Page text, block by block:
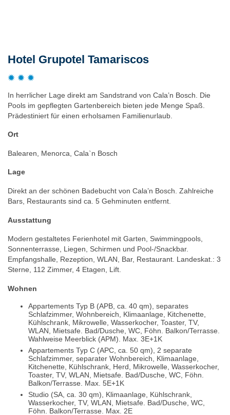
Hotel Grupotel Tamariscos
In herrlicher Lage direkt am Sandstrand von Cala’n Bosch. Die
Pools im gepflegten Gartenbereich bieten jede Menge Spaß.
Prädestiniert für einen erholsamen Familienurlaub.
Ort
Balearen, Menorca, Cala`n Bosch
Lage
Direkt an der schönen Badebucht von Cala’n Bosch. Zahlreiche
Bars, Restaurants sind ca. 5 Gehminuten entfernt.
Ausstattung
Modern gestaltetes Ferienhotel mit Garten, Swimmingpools,
Sonnenterrasse, Liegen, Schirmen und Pool-/Snackbar.
Empfangshalle, Rezeption, WLAN, Bar, Restaurant. Landeskat.: 3
Sterne, 112 Zimmer, 4 Etagen, Lift.
Wohnen
Appartements Typ B (APB, ca. 40 qm), separates
Schlafzimmer, Wohnbereich, Klimaanlage, Kitchenette,
Kühlschrank, Mikrowelle, Wasserkocher, Toaster, TV,
WLAN, Mietsafe. Bad/Dusche, WC, Föhn. Balkon/Terrasse.
Wahlweise Meerblick (APM). Max. 3E+1K
Appartements Typ C (APC, ca. 50 qm), 2 separate
Schlafzimmer, separater Wohnbereich, Klimaanlage,
Kitchenette, Kühlschrank, Herd, Mikrowelle, Wasserkocher,
Toaster, TV, WLAN, Mietsafe. Bad/Dusche, WC, Föhn.
Balkon/Terrasse. Max. 5E+1K
Studio (SA, ca. 30 qm), Klimaanlage, Kühlschrank,
Wasserkocher, TV, WLAN, Mietsafe. Bad/Dusche, WC,
Föhn. Balkon/Terrasse. Max. 2E